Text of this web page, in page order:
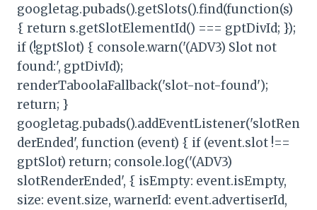
googletag.pubads().getSlots().find(function(s)
{ return s.getSlotElementId() === gptDivId; });
if (!gptSlot) { console.warn('(ADV3) Slot not
found:', gptDivId);
renderTaboolaFallback('slot-not-found');
return; }
googletag.pubads().addEventListener('slotRen
derEnded', function (event) { if (event.slot !==
gptSlot) return; console.log('(ADV3)
slotRenderEnded', { isEmpty: event.isEmpty,
size: event.size, warnerId: event.advertiserId,